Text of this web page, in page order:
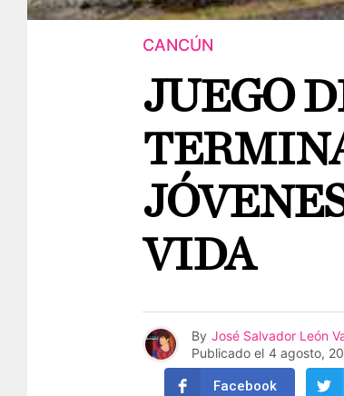
CANCÚN
JUEGO
VIDA
By José Salvador León
Publicado el 4 agosto,
Facebook